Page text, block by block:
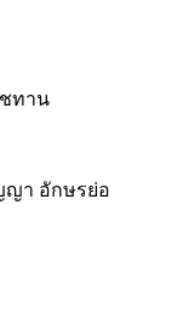
ทาน
า อักษรย่อ